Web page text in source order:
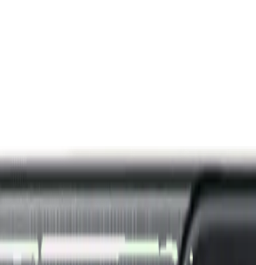
RedmiWatch 5 Lite RedmiWatch 5 Active
WatchSeries 8 WatchSeries 7